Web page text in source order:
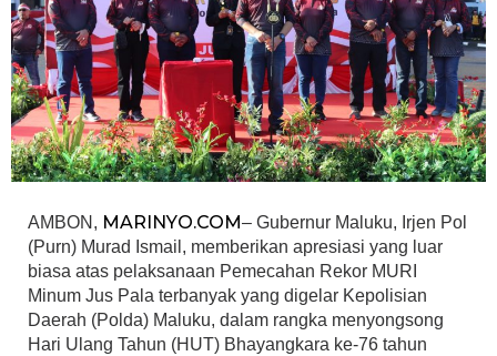
AMBON, MARINYO.COM– Gubernur Maluku, Irjen Pol
(Purn) Murad Ismail, memberikan apresiasi yang luar
biasa atas pelaksanaan Pemecahan Rekor MURI
Minum Jus Pala terbanyak yang digelar Kepolisian
Daerah (Polda) Maluku, dalam rangka menyongsong
Hari Ulang Tahun (HUT) Bhayangkara ke-76 tahun